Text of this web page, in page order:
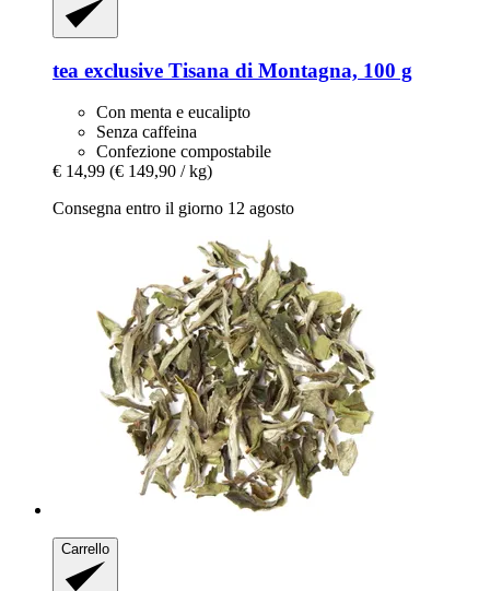
tea exclusive Tisana di Montagna, 100 g
Con menta e eucalipto
Senza caffeina
Confezione compostabile
€ 14,99 (€ 149,90 / kg)
Consegna entro il giorno 12 agosto
Carrello